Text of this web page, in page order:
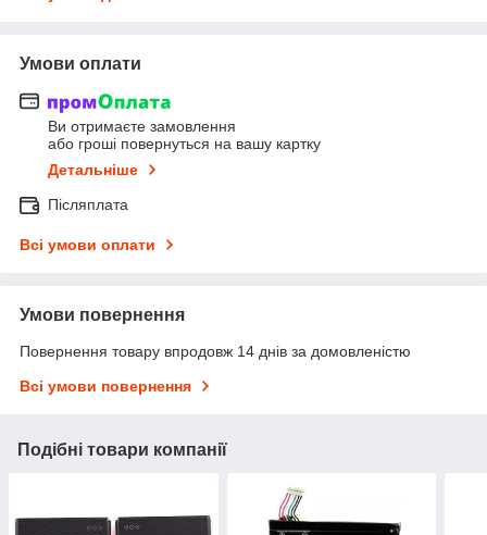
Умови оплати
Ви отримаєте замовлення
або гроші повернуться на вашу картку
Детальніше
Післяплата
Всі умови оплати
Умови повернення
Повернення товару впродовж 14 днів за домовленістю
Всі умови повернення
Подібні товари компанії